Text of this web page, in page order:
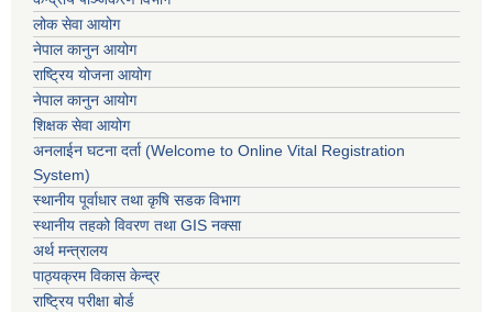
लोक सेवा आयोग
नेपाल कानुन आयोग
राष्ट्रिय योजना आयोग
नेपाल कानुन आयोग
शिक्षक सेवा आयोग
अनलाईन घटना दर्ता (Welcome to Online Vital Registration
System)
स्थानीय पूर्वाधार तथा कृषि सडक विभाग
स्थानीय तहको विवरण तथा GIS नक्सा
अर्थ मन्त्रालय
पाठ्यक्रम विकास केन्द्र
राष्ट्रिय परीक्षा बोर्ड